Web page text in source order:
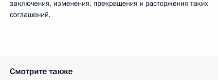
заключения, изменения, прекращения и расторжения таких
соглашений.
Смотрите также